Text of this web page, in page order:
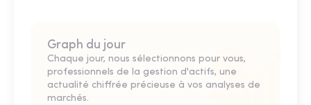
Graph du jour
Chaque jour, nous sélectionnons pour vous,
professionnels de la gestion d'actifs, une
actualité chiffrée précieuse à vos analyses de
marchés.